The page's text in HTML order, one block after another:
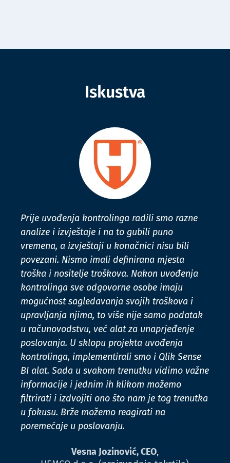
Iskustva
Prije uvođenja kontrolinga radili smo razne
analize i izvještaje i na to gubili puno
vremena, a izvještaji u konačnici nisu bili
povezani. Nismo imali definirana mjesta
troška i nositelje troškova. Nakon uvođenja
kontrolinga sve odgovorne osobe imaju
mogućnost sagledavanja svojih troškova i
upravljanja njima, to više nije samo podatak
u računovodstvu, već alat za unaprjeđenje
poslovanja. U sklopu projekta uvođenja
kontrolinga, implementirali smo i Qlik Sense
BI alat. Sada u svakom trenutku vidimo važne
informacije i jednim ih klikom možemo
filtrirati i izdvojiti ono što nam je tog trenutka
u fokusu. Brže možemo reagirati na
poremećaje u poslovanju.
Vesna Jozinović, CEO,